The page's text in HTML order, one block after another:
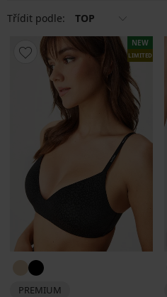
Třídit podle: TOP
NEW
LIMITED
PREMIUM